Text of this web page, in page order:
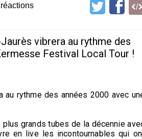
réactions
vibrera au rythme des
Festival Local Tour !
au rythme des années 2000 avec
grands tubes de la décennie
en live les incontournables qui